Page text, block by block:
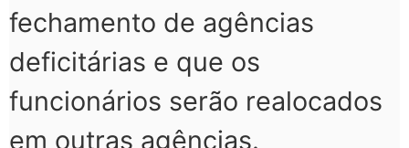
fechamento de agências
deficitárias e que os
funcionários serão realocados
em outras agências.